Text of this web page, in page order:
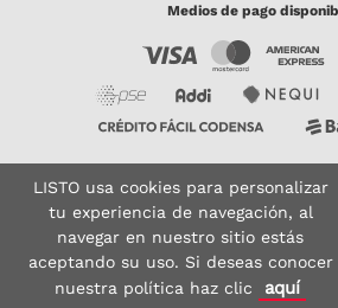
Medios de pago
Copyright © 2023 TODACO S.A.S. Listo Mundo
by
Sitio seguro: Vigilado por:
LISTO usa cookies para personalizar
tu experiencia de navegación, al
navegar en nuestro sitio estás
aceptando su uso. Si deseas conocer
nuestra política haz clic
aquí